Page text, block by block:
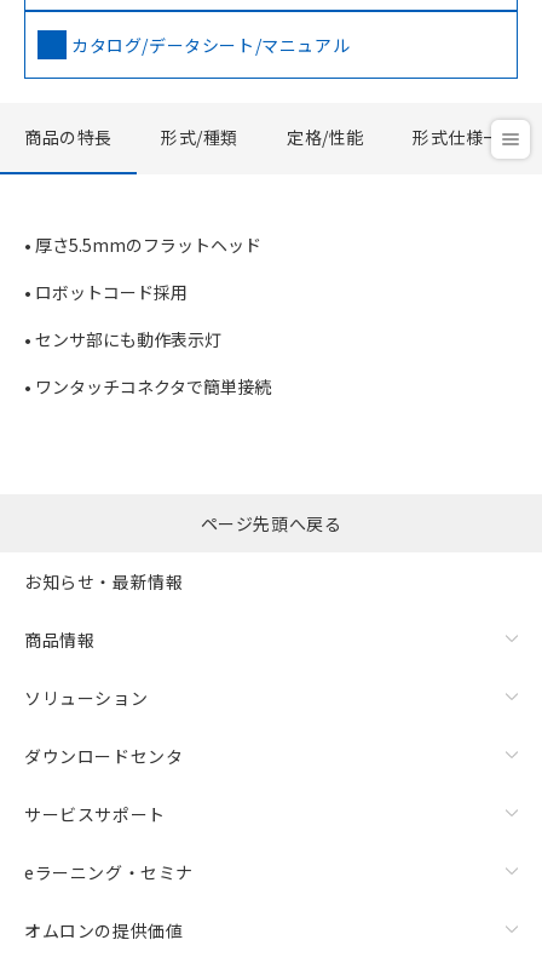
カタログ/データシート/マニュアル
商品の特長 形式/種類 定格/性能 形式仕様一覧
• 厚さ5.5mmのフラットヘッド
• ロボットコード採用
• センサ部にも動作表示灯
• ワンタッチコネクタで簡単接続
ページ先頭へ戻る
お知らせ・最新情報
商品情報
ソリューション
ダウンロードセンタ
サービスサポート
eラーニング・セミナ
オムロンの提供価値